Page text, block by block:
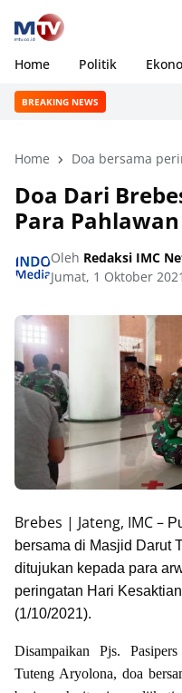
Home Politik
BREAKING NEWS
Home Doa bersama
Doa Dari
Para
Oleh Redaksi IMC
Jumat, 1 Oktober
Brebes | Jateng, IMC –
bersama di Masjid Darut
ditujukan kepada para
peringatan Hari
(1/10/2021).
Disampaikan Pjs.
Tuteng Aryolona, doa